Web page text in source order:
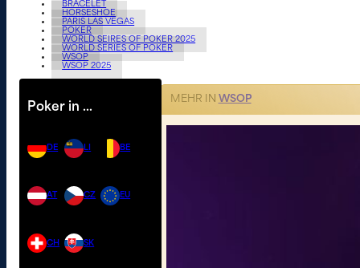
BRACELET
HORSESHOE
PARIS LAS VEGAS
POKER
WORLD SEIRES OF POKER 2025
WORLD SERIES OF POKER
WSOP
WSOP 2025
Poker in …
DE
AT
CH
LI
CZ
SK
BE
EU
MEHR IN WSOP